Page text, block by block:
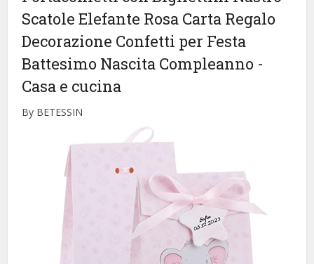
Scatole Elefante Rosa Carta Regalo
Decorazione Confetti per Festa
Battesimo Nascita Compleanno -
Casa e cucina
By BETESSIN